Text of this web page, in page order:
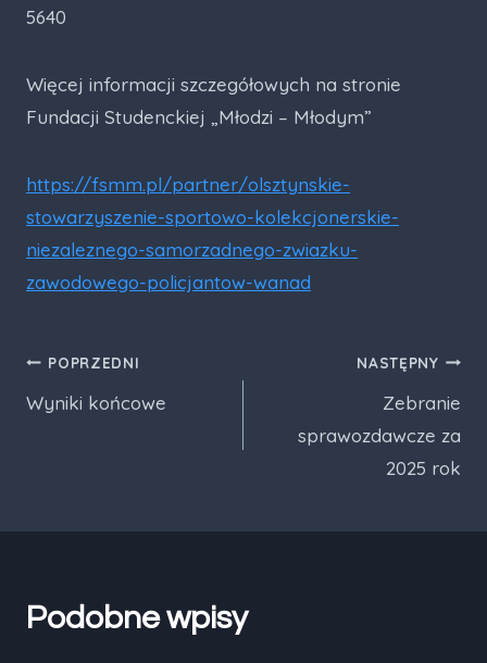
5640
Więcej informacji szczegółowych na stronie
Fundacji Studenckiej „Młodzi – Młodym”
https://fsmm.pl/partner/olsztynskie-
stowarzyszenie-sportowo-kolekcjonerskie-
niezaleznego-samorzadnego-zwiazku-
zawodowego-policjantow-wanad
Nawigacja
wpisu
POPRZEDNI
Wyniki końcowe
NASTĘPNY
Zebranie
sprawozdawcze za
2025 rok
Podobne wpisy